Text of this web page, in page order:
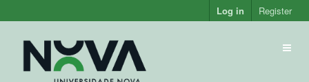
to
Log in Register